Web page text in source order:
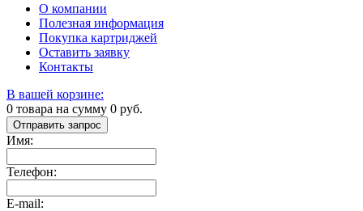
О компании
Полезная информация
Покупка картриджей
Оставить заявку
Контакты
В вашей корзине:
0 товара на сумму 0 руб.
Отправить запрос
Имя:
Телефон:
E-mail: